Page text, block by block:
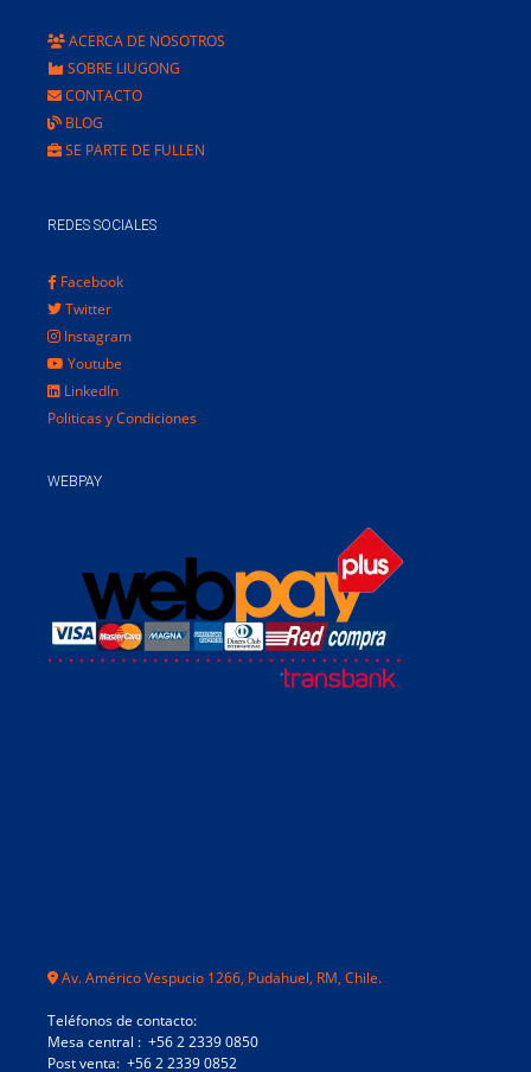
ACERCA DE NOSOTROS
SOBRE LIUGONG
CONTACTO
BLOG
SE PARTE DE FULLEN
REDES SOCIALES
Facebook
Twitter
Instagram
Youtube
LinkedIn
Politicas y Condiciones
WEBPAY
Av. Américo Vespucio 1266, Pudahuel, RM, Chile.
Teléfonos de contacto:
Mesa central : +56 2 2339 0850
Post venta: +56 2 2339 0852